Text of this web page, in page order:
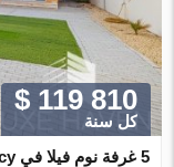
$ 119 810
كل سنة
5 غرفة نوم فيلا في Legacy, الإمارات العربية المتحدة رقم 9669